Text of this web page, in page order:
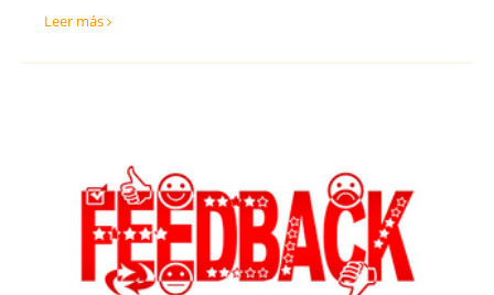
Leer más